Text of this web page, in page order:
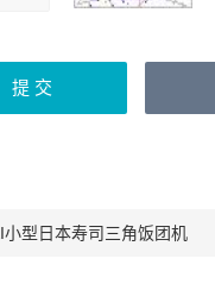
型日本寿司三角饭团机